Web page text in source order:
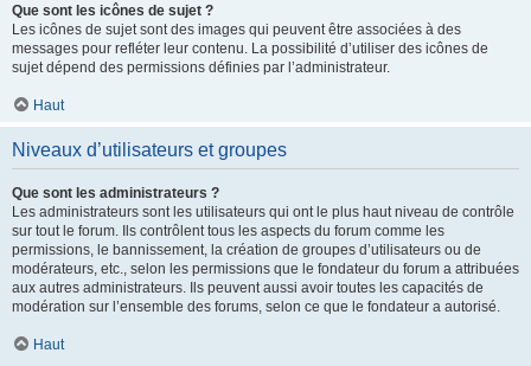
Que sont les icônes de sujet ?
Les icônes de sujet sont des images qui peuvent être associées à des
messages pour refléter leur contenu. La possibilité d’utiliser des icônes de
sujet dépend des permissions définies par l’administrateur.
Haut
Niveaux d’utilisateurs et groupes
Que sont les administrateurs ?
Les administrateurs sont les utilisateurs qui ont le plus haut niveau de contrôle
sur tout le forum. Ils contrôlent tous les aspects du forum comme les
permissions, le bannissement, la création de groupes d’utilisateurs ou de
modérateurs, etc., selon les permissions que le fondateur du forum a attribuées
aux autres administrateurs. Ils peuvent aussi avoir toutes les capacités de
modération sur l’ensemble des forums, selon ce que le fondateur a autorisé.
Haut